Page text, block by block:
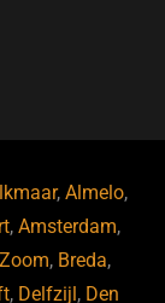
,Almelo,
,Amsterdam,
, Breda,
, Delfzijl, Den